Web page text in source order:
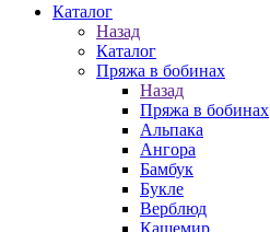
Каталог
Назад
Каталог
Пряжа в бобинах
Назад
Пряжа в бобинах
Альпака
Ангора
Бамбук
Букле
Верблюд
Кашемир